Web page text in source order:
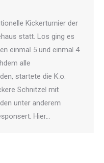
Kickerturnier der
statt. Los ging es
einmal 5 und einmal 4
alle
startete die K.o.
Schnitzel mit
unter anderem
Hier…